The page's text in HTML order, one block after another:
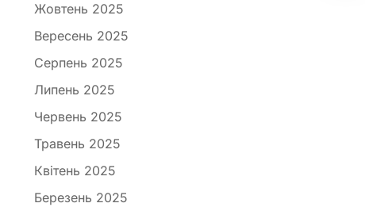
Жовтень 2025
Вересень 2025
Серпень 2025
Липень 2025
Червень 2025
Травень 2025
Квітень 2025
Березень 2025